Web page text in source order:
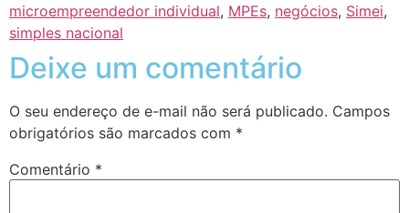
microempreendedor individual, MPEs, negócios, Simei,
simples nacional
Deixe um comentário
O seu endereço de e-mail não será publicado. Campos
obrigatórios são marcados com *
Comentário *